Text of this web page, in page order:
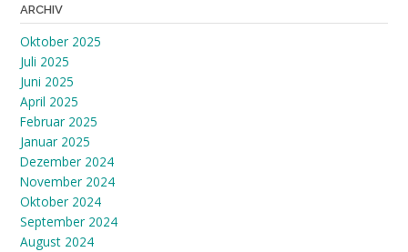
ARCHIV
Oktober 2025
Juli 2025
Juni 2025
April 2025
Februar 2025
Januar 2025
Dezember 2024
November 2024
Oktober 2024
September 2024
August 2024